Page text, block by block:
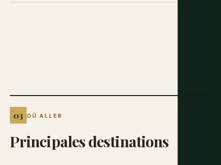
OÙ ALLER
Principalesdestinations